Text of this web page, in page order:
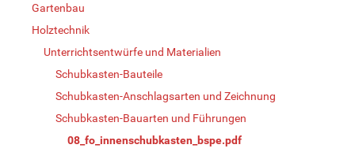
Gartenbau
Holztechnik
Unterrichtsentwürfe und Materialien
Schubkasten-Bauteile
Schubkasten-Anschlagsarten und Zeichnung
Schubkasten-Bauarten und Führungen
08_fo_innenschubkasten_bspe.pdf